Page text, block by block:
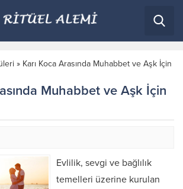
» Karı Koca Arasında Muhabbet ve Aşk İçin
Muhabbet ve Aşk İçin
Evlilik, sevgi ve bağlılık
temelleri üzerine kurulan